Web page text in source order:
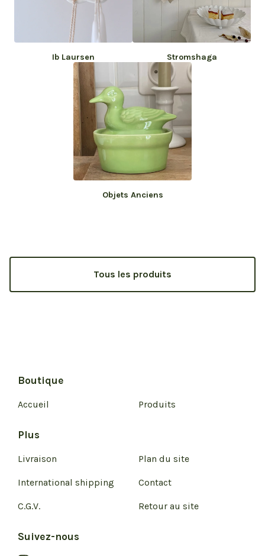
Ib Laursen Stromshaga
Objets Anciens
Tous les produits
Boutique
Accueil Produits
Plus
Livraison
International shipping
C.G.V.
Plan du site
Contact
Retour au site
Suivez-nous